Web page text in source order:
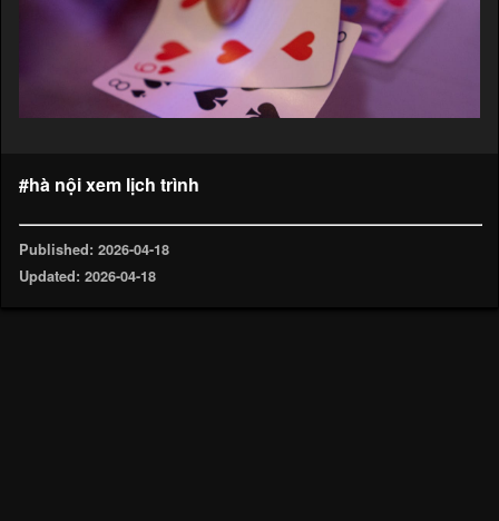
#hà nội xem lịch trình
Published: 2026-04-18
Updated: 2026-04-18